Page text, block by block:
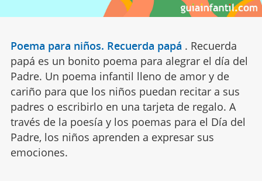
Poema para niños. Recuerda papá . Recuerda
papá es un bonito poema para alegrar el día del
Padre. Un poema infantil lleno de amor y de
cariño para que los niños puedan recitar a sus
padres o escribirlo en una tarjeta de regalo. A
través de la poesía y los poemas para el Día del
Padre, los niños aprenden a expresar sus
emociones.